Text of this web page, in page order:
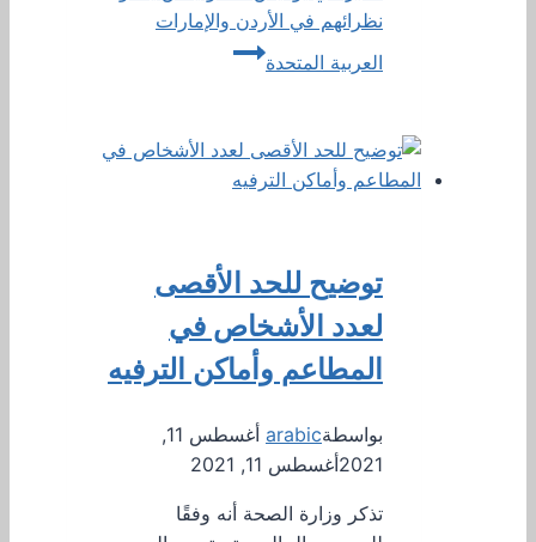
نظرائهم في الأردن والإمارات
العربية المتحدة
توضيح للحد الأقصى
لعدد الأشخاص في
المطاعم وأماكن الترفيه
بواسطةarabic
أغسطس 11,
2021أغسطس 11, 2021
تذكر وزارة الصحة أنه وفقًا